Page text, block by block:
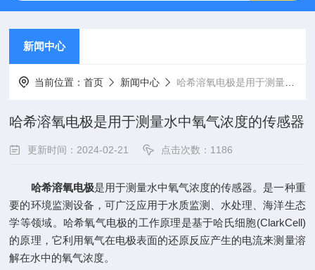
新闻中心
当前位置：首页 新闻中心 哈希溶氧电极是用于测量水中氧气浓度的传感器
哈希溶氧电极是用于测量水中氧气浓度的传感器
更新时间：2024-02-21 点击次数：1186
哈希溶氧电极是用于测量水中氧气浓度的传感器。是一种重
要的环境监测设备，可广泛应用于水质监测、水处理、海洋生态
学等领域。哈希氧气电极的工作原理是基于哈氏细胞(ClarkCell)
的原理，它利用氧气在电极表面的还原反应产生的电流来测量溶
解在水中的氧气浓度。